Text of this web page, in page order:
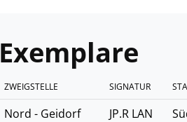
Exemplare
ZWEIGSTELLE SIGNATUR
Nord - Geidorf JP.R LAN